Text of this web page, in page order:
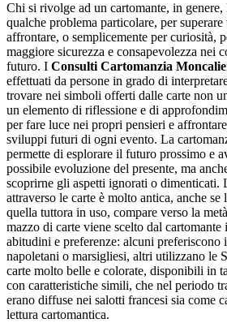
Chi si rivolge ad un cartomante, in
qualche problema particolare, per
affrontare, o semplicemente per curiosità,
maggiore sicurezza e consapevolezza nei
futuro. I Consulti Cartomanzia
effettuati da persone in grado di
trovare nei simboli offerti dalle carte non
un elemento di riflessione e di
per fare luce nei propri pensieri e
sviluppi futuri di ogni evento. La
permette di esplorare il futuro prossimo e
possibile evoluzione del presente, ma
scoprirne gli aspetti ignorati o dimenticati.
attraverso le carte è molto antica, anche se
quella tuttora in uso, compare verso la
mazzo di carte viene scelto dal cartomante
abitudini e preferenze: alcuni preferiscono
napoletani o marsigliesi, altri utilizzano le
carte molto belle e colorate, disponibili in
con caratteristiche simili, che nel periodo
erano diffuse nei salotti francesi sia come
lettura cartomantica.